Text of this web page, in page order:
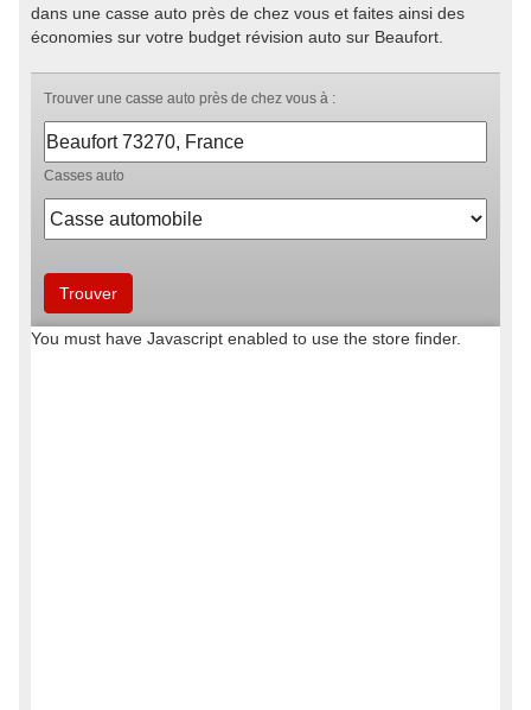
dans une casse auto près de chez vous et faites ainsi des
économies sur votre budget révision auto sur Beaufort.